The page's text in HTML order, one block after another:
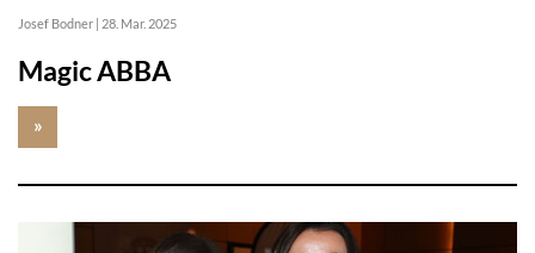
Josef Bodner 28. Mar. 2025
Magic ABBA
»